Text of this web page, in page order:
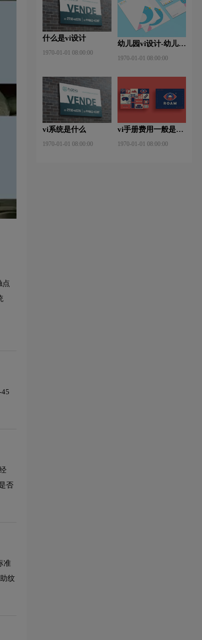
点
否
准
纹
什么是vi设计
1970-01-01 08:00:00
幼儿园vi设计-幼儿园
些？有什么作用？
1970-01-01 08:00:00
vi系统是什么
1970-01-01 08:00:00
vi手册费用一般是多
1970-01-01 08:00:00